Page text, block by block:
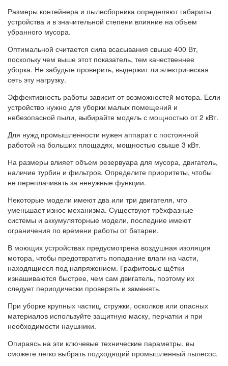
Размеры контейнера и пылесборника определяют габариты
устройства и в значительной степени влияние на объем
убранного мусора.
Оптимальной считается сила всасывания свыше 400 Вт,
поскольку чем выше этот показатель, тем качественнее
уборка. Не забудьте проверить, выдержит ли электрическая
сеть эту нагрузку.
Эффективность работы зависит от возможностей мотора. Если
устройство нужно для уборки малых помещений и
небезопасной пыли, выбирайте модель с мощностью от 2 кВт.
Для нужд промышленности нужен аппарат с постоянной
работой на больших площадях, мощностью свыше 3 кВт.
На размеры влияет объем резервуара для мусора, двигатель,
наличие турбин и фильтров. Определите приоритеты, чтобы
не переплачивать за ненужные функции.
Некоторые модели имеют два или три двигателя, что
уменьшает износ механизма. Существуют трёхфазные
системы и аккумуляторные модели, последние имеют
ограничения по времени работы от батареи.
В моющих устройствах предусмотрена воздушная изоляция
мотора, чтобы предотвратить попадание влаги на части,
находящиеся под напряжением. Графитовые щётки
изнашиваются быстрее, чем сам двигатель, поэтому их
следует периодически проверять и заменять.
При уборке крупных частиц, стружки, осколков или опасных
материалов используйте защитную маску, перчатки и при
необходимости наушники.
Опираясь на эти ключевые технические параметры, вы
сможете легко выбрать подходящий промышленный пылесос.